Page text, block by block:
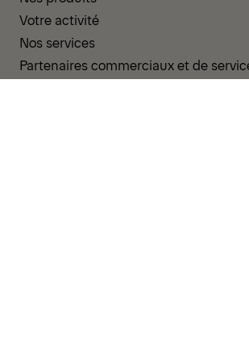
Votre activité
Nos services
Partenaires commerciaux et de